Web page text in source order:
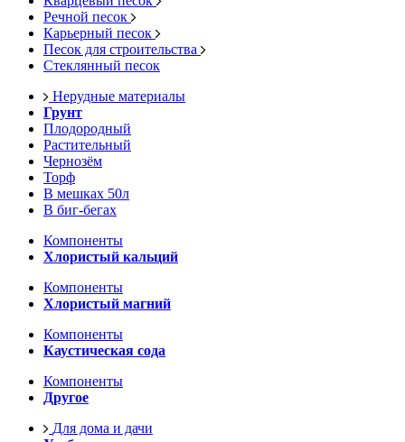
Речной песок
Карьерный песок
Песок для строительства
Стеклянный песок
Нерудные материалы
Грунт
Плодородный
Растительный
Чернозём
Торф
В мешках 50л
В биг-бегах
Компоненты
Хлористый кальций
Компоненты
Хлористый магний
Компоненты
Каустическая сода
Компоненты
Другое
Для дома и дачи